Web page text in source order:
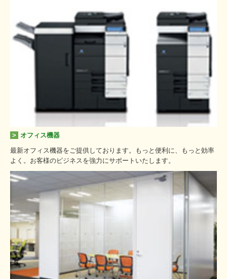
> オフィス機器
最新オフィス機器をご提供しております。もっと便利に、もっと効率
よく。お客様のビジネスを強力にサポートいたします。